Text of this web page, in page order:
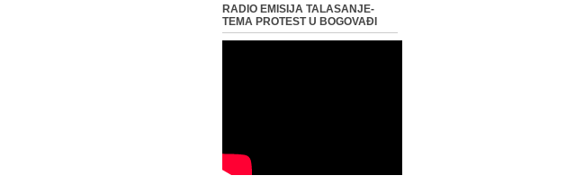
RADIO EMISIJA TALASANJE-
TEMA PROTEST U BOGOVAĐI